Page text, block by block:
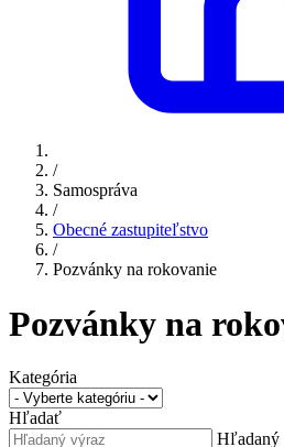
/
Samospráva
/
Obecné zastupiteľstvo
/
Pozvánky na rokovanie
Pozvánky na
Kategória
Hľadať
Hľadaný